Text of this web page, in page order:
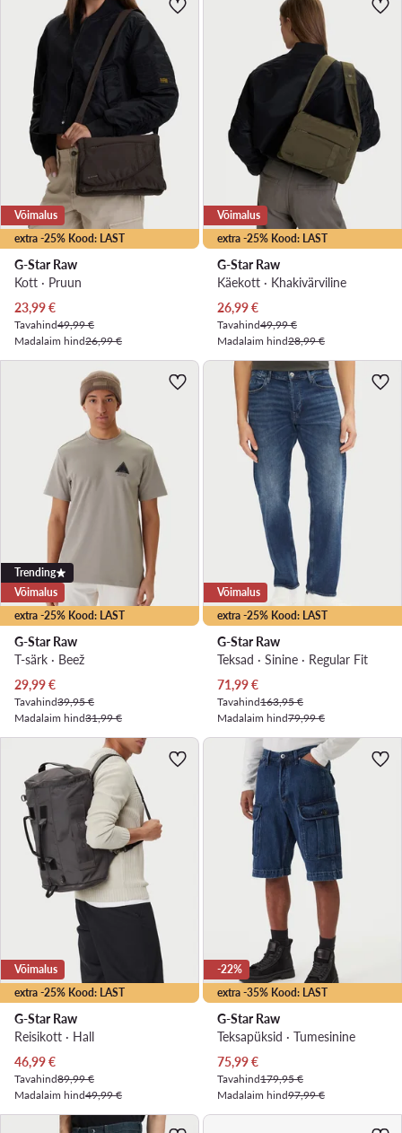
extra -25% Kood: LAST
Võimalus
G-Star Raw
Kott · Pruun
Praegune hind
23,99€
Tavahind49,99 €
Madalaim hind26,99 €
extra -25% Kood: LAST
Võimalus
G-Star Raw
Käekott · Khakivärviline
Praegune hind
26,99€
Tavahind49,99 €
Madalaim hind28,99 €
extra -25% Kood: LAST
Trending
Võimalus
G-Star Raw
T-särk · Beež
Praegune hind
29,99€
Tavahind39,95 €
Madalaim hind31,99 €
extra -25% Kood: LAST
Võimalus
G-Star Raw
Teksad · Sinine · Regular Fit
Praegune hind
71,99€
Tavahind163,95 €
Madalaim hind79,99 €
extra -25% Kood: LAST
Võimalus
G-Star Raw
Reisikott · Hall
Praegune hind
46,99€
Tavahind89,99 €
Madalaim hind49,99 €
extra -35% Kood: LAST
-22%
G-Star Raw
Teksapüksid · Tumesinine
Praegune hind
75,99€
Tavahind179,95 €
Madalaim hind97,99 €